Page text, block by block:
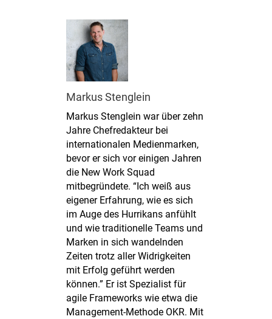
Markus Stenglein
Markus Stenglein war über zehn
Jahre Chefredakteur bei
internationalen Medienmarken,
bevor er sich vor einigen Jahren
die New Work Squad
mitbegründete. “Ich weiß aus
eigener Erfahrung, wie es sich
im Auge des Hurrikans anfühlt
und wie traditionelle Teams und
Marken in sich wandelnden
Zeiten trotz aller Widrigkeiten
mit Erfolg geführt werden
können.” Er ist Spezialist für
agile Frameworks wie etwa die
Management-Methode OKR. Mit